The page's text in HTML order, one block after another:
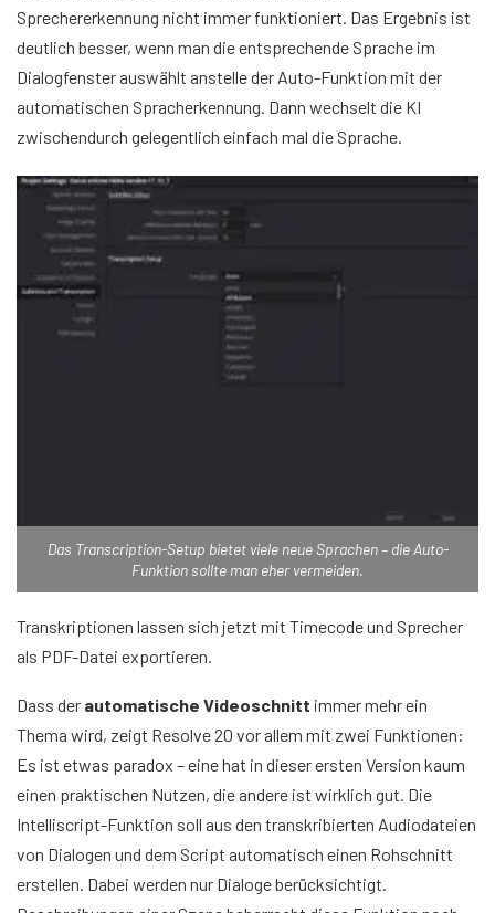
Sprechererkennung nicht immer funktioniert. Das Ergebnis ist
deutlich besser, wenn man die entsprechende Sprache im
Dialogfenster auswählt anstelle der Auto-Funktion mit der
automatischen Spracherkennung. Dann wechselt die KI
zwischendurch gelegentlich einfach mal die Sprache.
Das Transcription-Setup bietet viele neue Sprachen – die Auto-
Funktion sollte man eher vermeiden.
Transkriptionen lassen sich jetzt mit Timecode und Sprecher
als PDF-Datei exportieren.
Dass der automatische Videoschnitt immer mehr ein
Thema wird, zeigt Resolve 20 vor allem mit zwei Funktionen:
Es ist etwas paradox – eine hat in dieser ersten Version kaum
einen praktischen Nutzen, die andere ist wirklich gut. Die
Intelliscript-Funktion soll aus den transkribierten Audiodateien
von Dialogen und dem Script automatisch einen Rohschnitt
erstellen. Dabei werden nur Dialoge berücksichtigt.